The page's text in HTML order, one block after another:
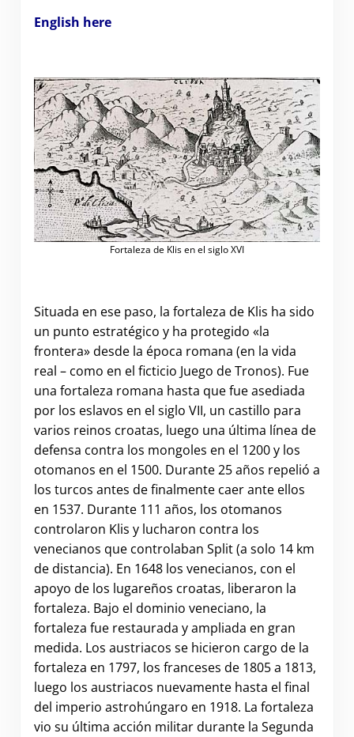
English here
Fortaleza de Klis en el siglo XVI
Situada en ese paso, la fortaleza de Klis ha sido
un punto estratégico y ha protegido «la
frontera» desde la época romana (en la vida
real – como en el ficticio Juego de Tronos). Fue
una fortaleza romana hasta que fue asediada
por los eslavos en el siglo VII, un castillo para
varios reinos croatas, luego una última línea de
defensa contra los mongoles en el 1200 y los
otomanos en el 1500. Durante 25 años repelió a
los turcos antes de finalmente caer ante ellos
en 1537. Durante 111 años, los otomanos
controlaron Klis y lucharon contra los
venecianos que controlaban Split (a solo 14 km
de distancia). En 1648 los venecianos, con el
apoyo de los lugareños croatas, liberaron la
fortaleza. Bajo el dominio veneciano, la
fortaleza fue restaurada y ampliada en gran
medida. Los austriacos se hicieron cargo de la
fortaleza en 1797, los franceses de 1805 a 1813,
luego los austriacos nuevamente hasta el final
del imperio astrohúngaro en 1918. La fortaleza
vio su última acción militar durante la Segunda